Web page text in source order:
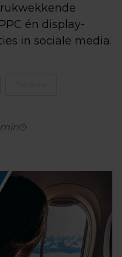
én display-
in sociale media.